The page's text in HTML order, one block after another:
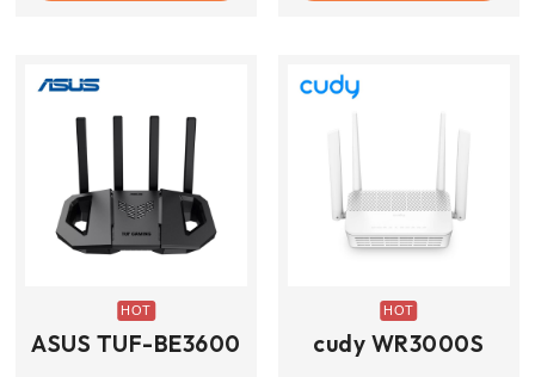
ASUS TUF-BE3600 cudy WR3000S